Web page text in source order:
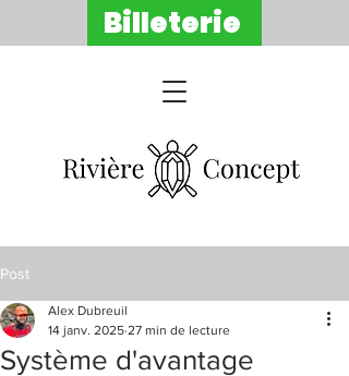
Billeterie
Post
Système d'avantage
Alex Dubreuil
14 janv. 2025 27 min de lecture